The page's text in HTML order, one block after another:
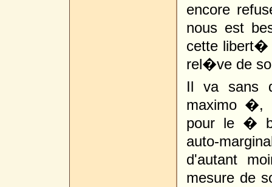
encore
nous est
cette
rel�ve de
Il va sans
maximo �,
pour le �
auto-
d'autant
mesure de